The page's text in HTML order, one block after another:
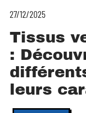
27/12/2025
Tissus
:
leurs